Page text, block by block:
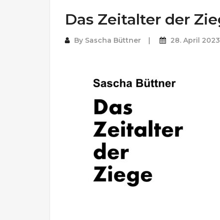
Das Zeitalter der
By Sascha Büttner 28. April 2023